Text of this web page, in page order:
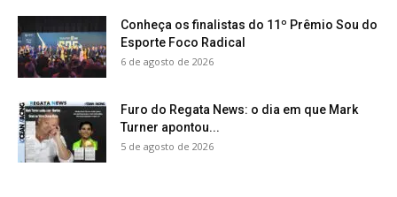
Conheça os finalistas do 11º Prêmio Sou do
Esporte Foco Radical
6 de agosto de 2026
Furo do Regata News: o dia em que Mark
Turner apontou...
5 de agosto de 2026